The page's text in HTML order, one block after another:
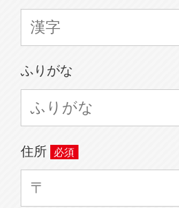
ふりがな
住所